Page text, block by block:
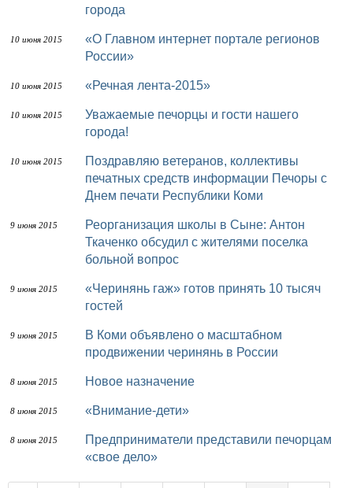
города
10 июня 2015
«О Главном интернет портале регионов
России»
10 июня 2015 «Речная лента-2015»
10 июня 2015
Уважаемые печорцы и гости нашего
города!
10 июня 2015
Поздравляю ветеранов, коллективы
печатных средств информации Печоры с
Днем печати Республики Коми
9 июня 2015
Реорганизация школы в Сыне: Антон
Ткаченко обсудил с жителями поселка
больной вопрос
9 июня 2015
«Черинянь гаж» готов принять 10 тысяч
гостей
9 июня 2015
В Коми объявлено о масштабном
продвижении черинянь в России
8 июня 2015 Новое назначение
8 июня 2015 «Внимание-дети»
8 июня 2015
Предприниматели представили печорцам
«свое дело»